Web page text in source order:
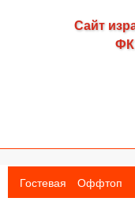
Сайт
ФК
Гостевая Оффтоп